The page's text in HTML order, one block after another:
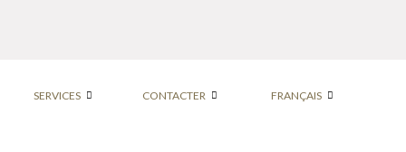
SERVICES CONTACTER FRANÇAIS